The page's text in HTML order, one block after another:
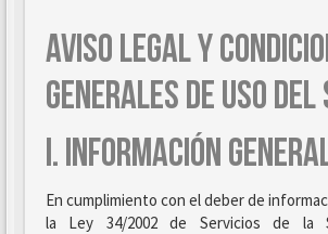
AVISO LEGAL Y
GENERALES DE USO
I. INFORMACIÓN
En cumplimiento con el deber de
la Ley 34/2002 de Servicios de la